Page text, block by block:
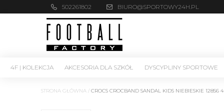
502261802 BIURO@SPORTOWY24H.PL
4F | KOLEKCJA AKCESORIA DLA SZKÓŁ DYSCYPLINY SPORTOWE
STRONA GŁÓWNA / CROCS CROCBAND SANDAL KIDS NIEBIESKIE 12856